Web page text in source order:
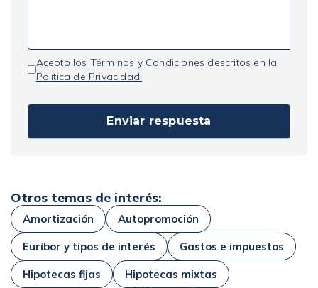
Acepto los Términos y Condiciones descritos en la
Política de Privacidad.
Otros temas de interés:
Amortización Autopromoción
Euríbor y tipos de interés Gastos e impuestos
Hipotecas fijas Hipotecas mixtas